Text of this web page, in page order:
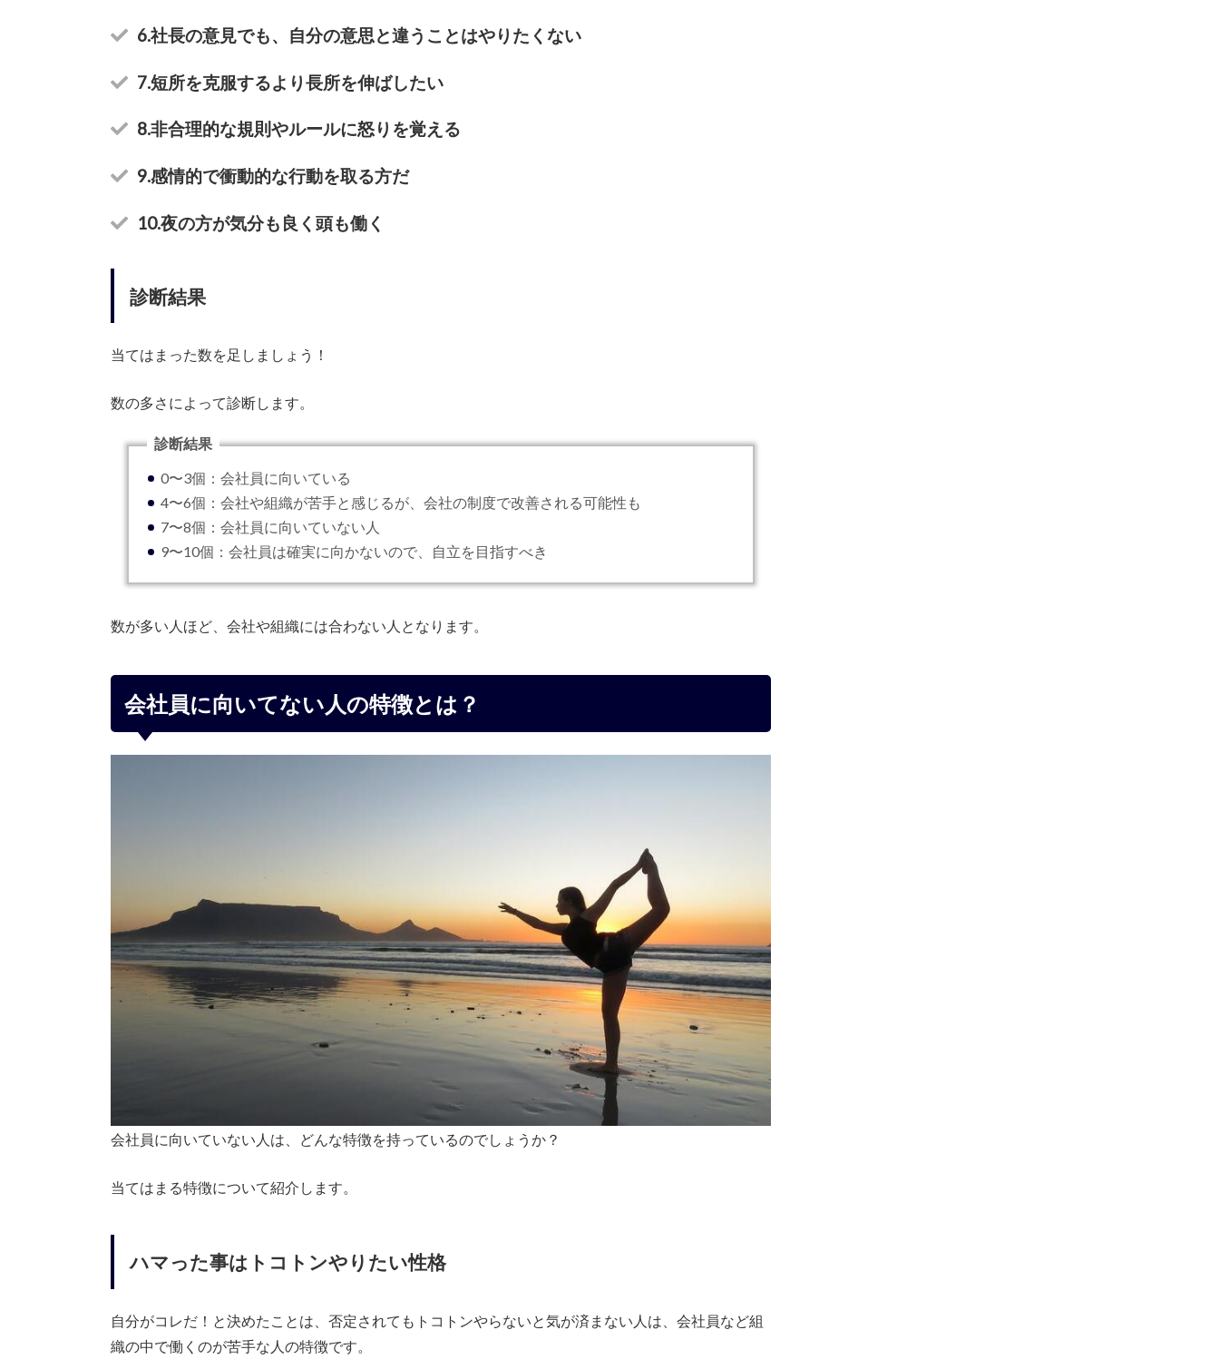
6.社長の意見でも、自分の意思と違うことはやりたくない
7.短所を克服するより長所を伸ばしたい
8.非合理的な規則やルールに怒りを覚える
9.感情的で衝動的な行動を取る方だ
10.夜の方が気分も良く頭も働く
診断結果
当てはまった数を足しましょう！
数の多さによって診断します。
診断結果
0〜3個：会社員に向いている
4〜6個：会社や組織が苦手と感じるが、会社の制度で改善される可能性も
7〜8個：会社員に向いていない人
9〜10個：会社員は確実に向かないので、自立を目指すべき
数が多い人ほど、会社や組織には合わない人となります。
会社員に向いてない人の特徴とは？
会社員に向いていない人は、どんな特徴を持っているのでしょうか？
当てはまる特徴について紹介します。
ハマった事はトコトンやりたい性格
自分がコレだ！と決めたことは、否定されてもトコトンやらないと気が済まない人は、会社員など組
織の中で働くのが苦手な人の特徴です。